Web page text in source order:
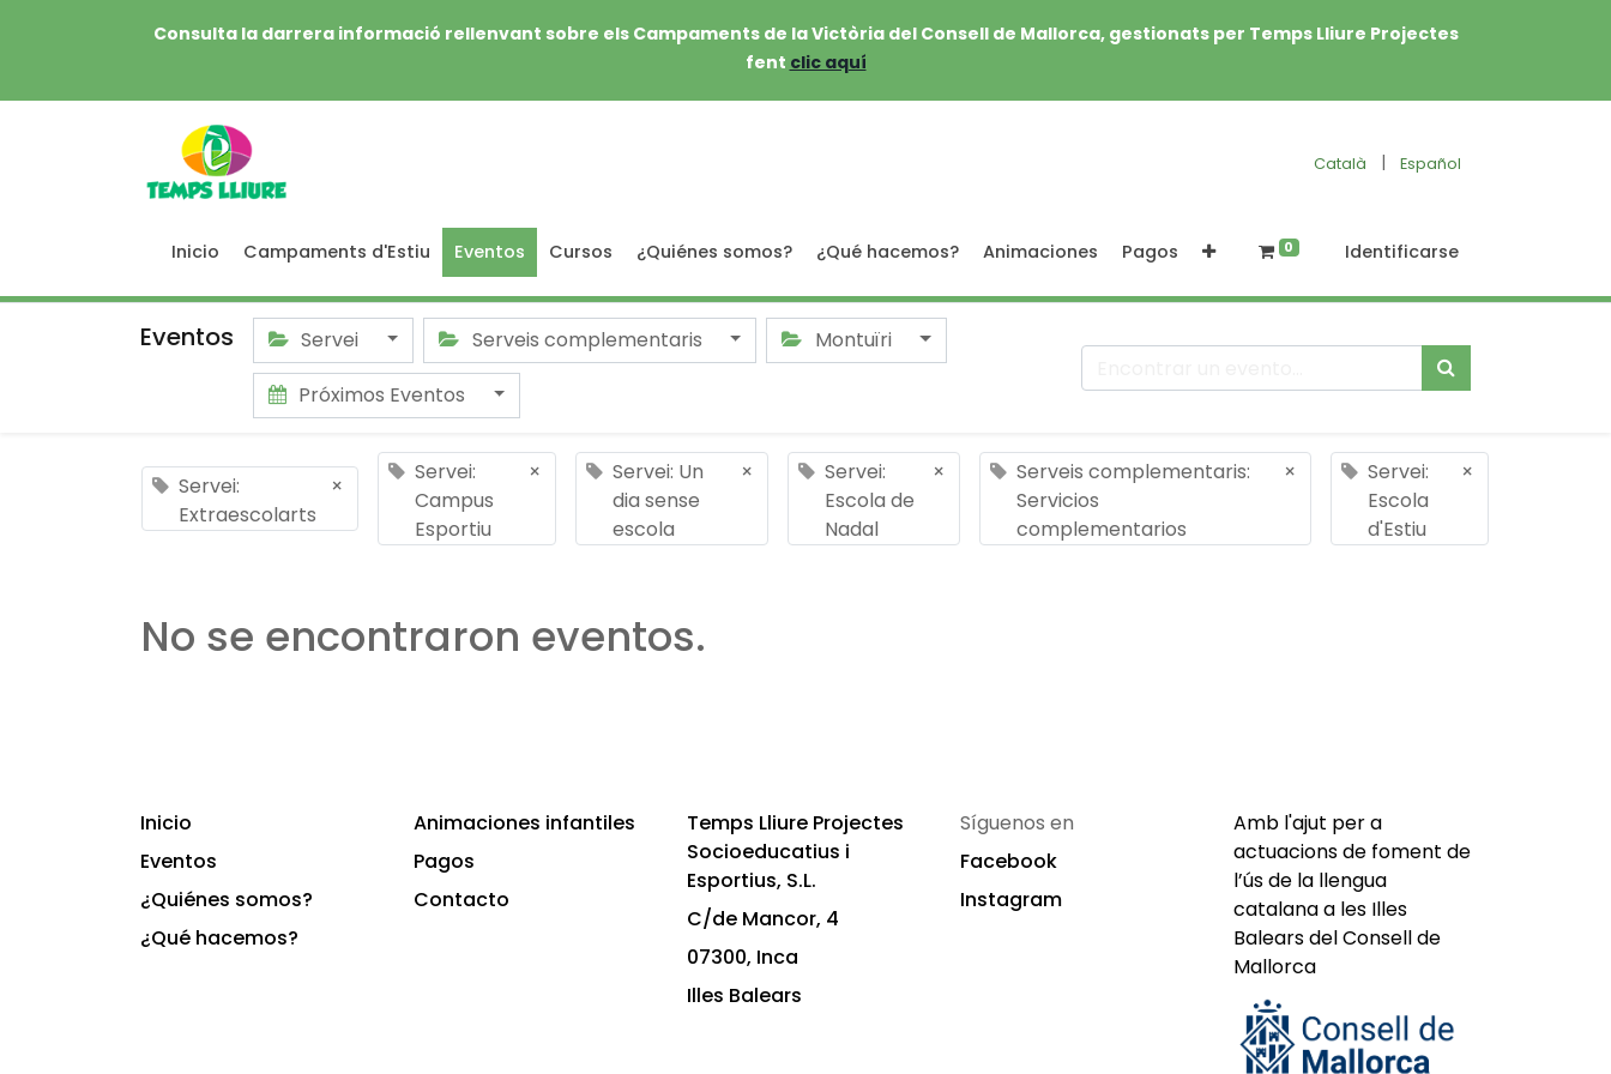
Consulta la darrera informació rellenvant sobre els Campaments de la Victòria del Consell de Mallorca, gestionats per Temps Lliure Projectes
fent clic aquí
Català | Español
Inicio Campaments d'Estiu Eventos Cursos ¿Quiénes somos? ¿Qué hacemos? Animaciones Pagos 0 Identificarse
Eventos Servei Serveis complementaris
Montuïri
Próximos Eventos
Servei:
Extraescolarts
×
Servei:
Campus
Esportiu
×
Servei: Un
dia sense
escola
×
Servei:
Escola de
Nadal
×
Serveis complementaris:
Servicios
complementarios
×
Servei:
Escola
d'Estiu
×
No se encontraron eventos.
Inicio
Eventos
¿Quiénes somos?
¿Qué hacemos?
Animaciones infantiles
Pagos
Contacto
Temps Lliure Projectes
Socioeducatius i
Esportius, S.L.
C/de Mancor, 4
07300, Inca
Illes Balears
Síguenos en
Facebook
Instagram
Amb l'ajut per a
actuacions de foment de
l’ús de la llengua
catalana a les Illes
Balears del Consell de
Mallorca